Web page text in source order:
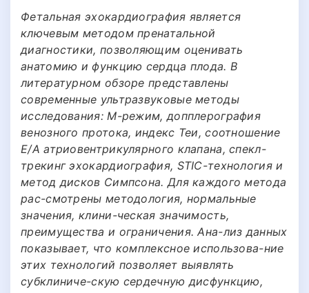
Фетальная эхокардиография является
ключевым методом пренатальной
диагностики, позволяющим оценивать
анатомию и функцию сердца плода. В
литературном обзоре представлены
современные ультразвуковые методы
исследования: М-режим, допплерография
венозного протока, индекс Теи, соотношение
Е/А атриовентрикулярного клапана, спекл-
трекинг эхокардиография, STIC-технология и
метод дисков Симпсона. Для каждого метода
рас-смотрены методология, нормальные
значения, клини-ческая значимость,
преимущества и ограничения. Ана-лиз данных
показывает, что комплексное использова-ние
этих технологий позволяет выявлять
субклиниче-скую сердечную дисфункцию,